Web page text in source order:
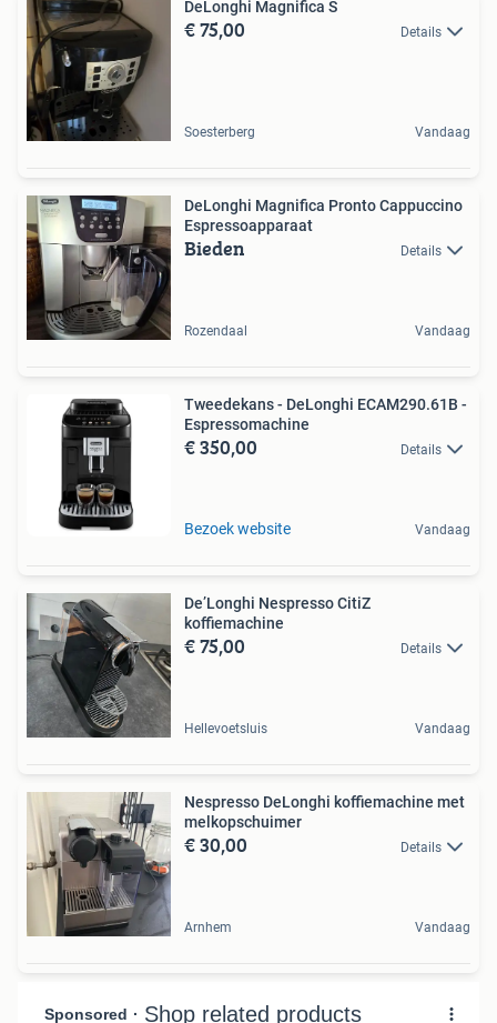
DeLonghi Magnifica S
€ 75,00 Details
Soesterberg Vandaag
DeLonghi Magnifica Pronto Cappuccino
Espressoapparaat
Bieden Details
Rozendaal Vandaag
Tweedekans - DeLonghi ECAM290.61B -
Espressomachine
€ 350,00 Details
Bezoek website Vandaag
De’Longhi Nespresso CitiZ
koffiemachine
€ 75,00 Details
Hellevoetsluis Vandaag
Nespresso DeLonghi koffiemachine met
melkopschuimer
€ 30,00 Details
Arnhem Vandaag